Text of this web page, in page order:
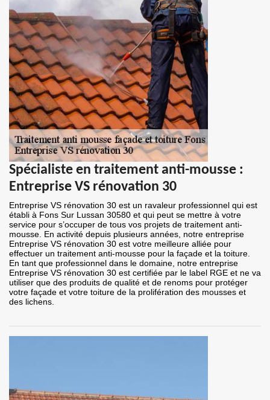
Spécialiste en traitement anti-mousse :
Entreprise VS rénovation 30
Entreprise VS rénovation 30 est un ravaleur professionnel qui est
établi à Fons Sur Lussan 30580 et qui peut se mettre à votre
service pour s’occuper de tous vos projets de traitement anti-
mousse. En activité depuis plusieurs années, notre entreprise
Entreprise VS rénovation 30 est votre meilleure alliée pour
effectuer un traitement anti-mousse pour la façade et la toiture.
En tant que professionnel dans le domaine, notre entreprise
Entreprise VS rénovation 30 est certifiée par le label RGE et ne va
utiliser que des produits de qualité et de renoms pour protéger
votre façade et votre toiture de la prolifération des mousses et
des lichens.